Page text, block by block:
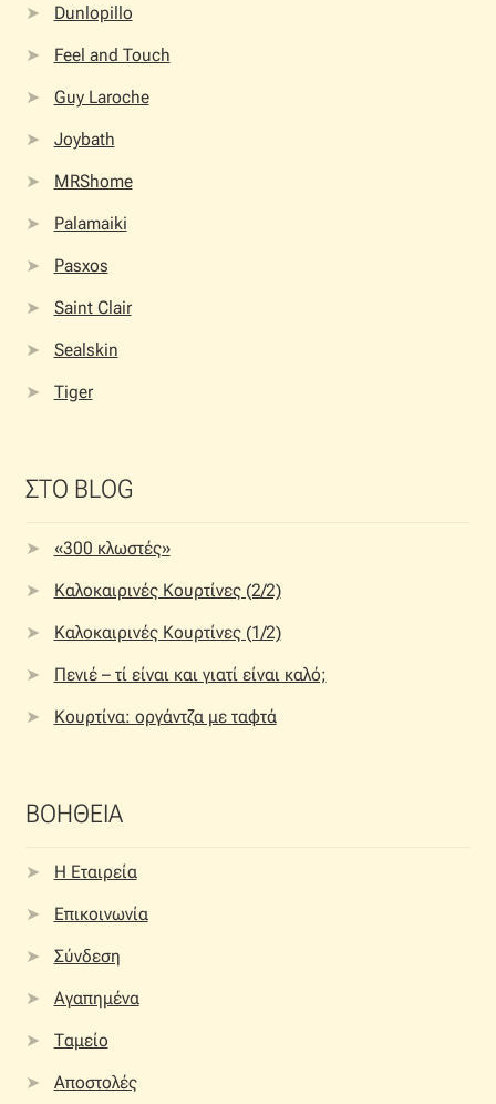
Dunlopillo
Feel and Touch
Guy Laroche
Joybath
MRShome
Palamaiki
Pasxos
Saint Clair
Sealskin
Tiger
ΣΤΟ BLOG
«300 κλωστές»
Καλοκαιρινές Κουρτίνες (2/2)
Καλοκαιρινές Κουρτίνες (1/2)
Πενιέ – τί είναι και γιατί είναι καλό;
Κουρτίνα: οργάντζα με ταφτά
ΒΟΗΘΕΙΑ
Η Εταιρεία
Επικοινωνία
Σύνδεση
Αγαπημένα
Ταμείο
Αποστολές